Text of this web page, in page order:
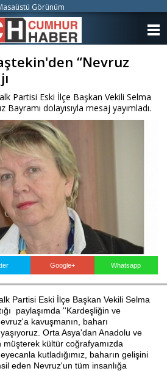
“Nevruz
Partisi Eski İlçe Başkan Vekili Selma
dolayısıyla mesaj yayımladı.
Google+ Whatsapp
Partisi Eski İlçe Başkan Vekili Selma
paylaşımda ''Kardeşliğin ve
kavuşmanın, baharı
yaşıyoruz. Orta Asya'dan Anadolu ve
kültür coğrafyamızda
kutladığımız, baharın gelişini
eden Nevruz'un tüm insanlığa
Görünüm
KATEGORİLER
ANKETLER
VİDEO GALERİ
İLETİŞİM
Haberin Doğru Adresi.